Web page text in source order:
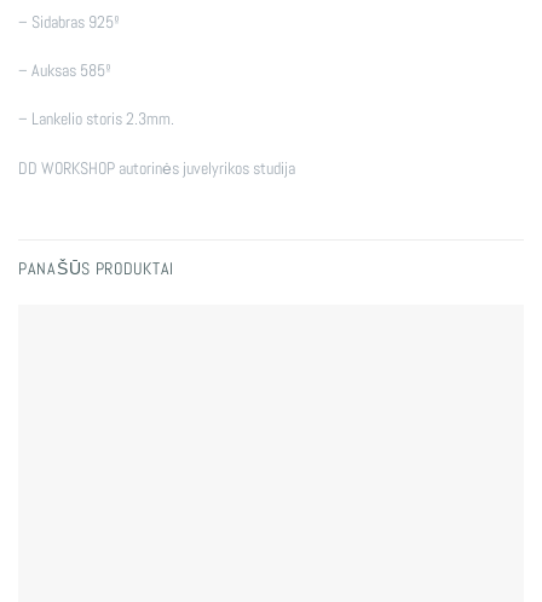
– Sidabras 925º
– Auksas 585º
– Lankelio storis 2.3mm.
DD WORKSHOP autorinės juvelyrikos studija
PANAŠŪS PRODUKTAI